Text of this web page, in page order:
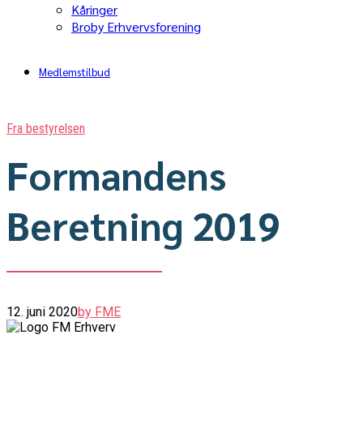
Kåringer
Broby Erhvervsforening
Medlemstilbud
Fra bestyrelsen
Formandens
Beretning 2019
12. juni 2020by FME